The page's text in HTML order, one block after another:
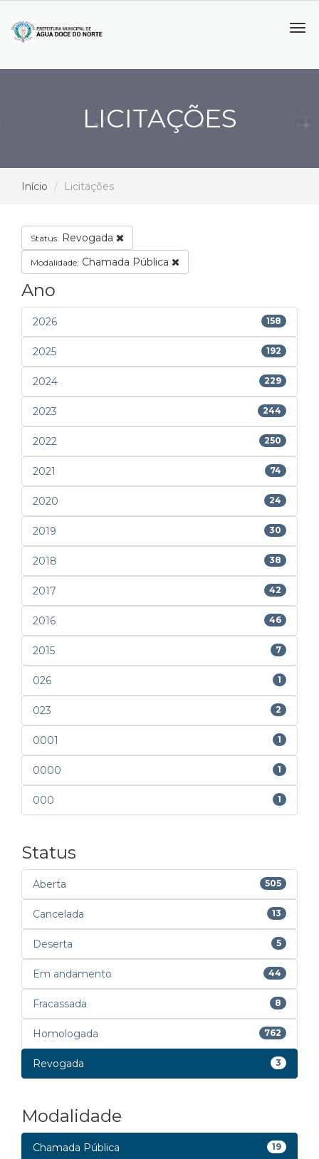
LICITAÇÕES
Início Licitações
Status: Revogada
Modalidade: Chamada Pública
Ano
2026 158
2025 192
2024 229
2023 244
2022 250
2021 74
2020 24
2019 30
2018 38
2017 42
2016 46
2015 7
026 1
023 2
0001 1
0000 1
000 1
Status
Aberta 505
Cancelada 13
Deserta 5
Em andamento 44
Fracassada 8
Homologada 762
Revogada 3
Modalidade
Chamada Pública 19